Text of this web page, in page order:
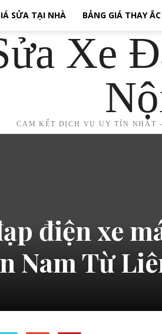
SỬA TẠI NHÀ BẢNG GIÁ THAY
Xe
CAM KẾT DỊCH VỤ UY TÍN NHẤT
điện xe
Nam Từ